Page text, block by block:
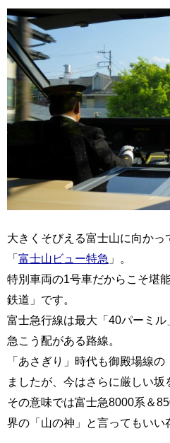
大きくそびえる富士山に向かっ
「 富士山ビュー特急 」。
特別車両の1号車だからこそ堪
鉄道」です。
富士急行線は最大「40パーミル
急こう配がある路線。
「あさぎり」時代も御殿場線
ましたが、今はさらに厳しい坂
その意味では富士急8000系＆
界の「山の神」と言ってもいい